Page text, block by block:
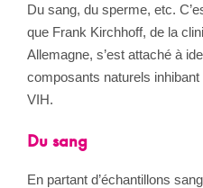
Du sang, du sperme, etc.
que Frank Kirchhoff, de la
Allemagne, s’est attaché à
composants naturels inhibant
VIH.
Du sang
En partant d’échantillons